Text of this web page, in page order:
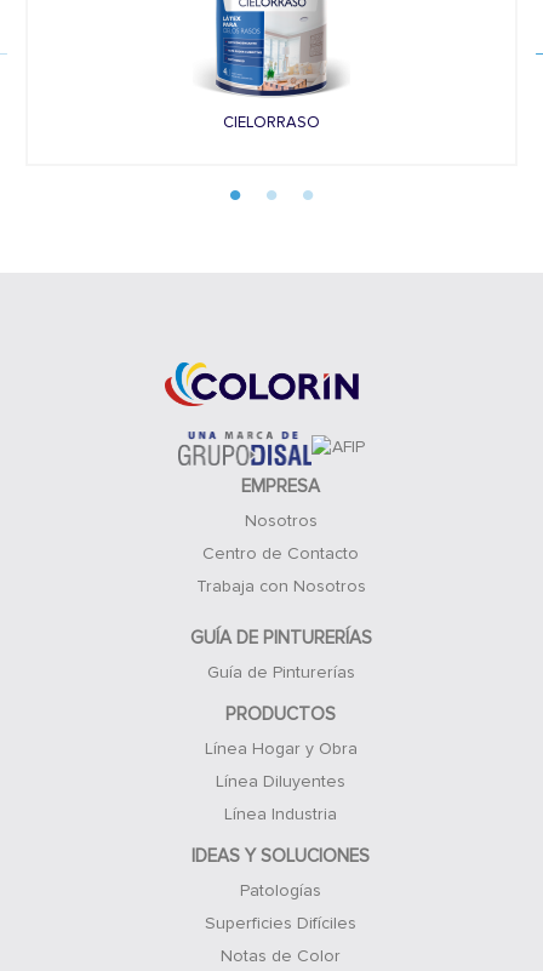
CIELORRASO
EMPRESA
Nosotros
Centro de Contacto
Trabaja con Nosotros
GUÍA DE PINTURERÍAS
Guía de Pinturerías
PRODUCTOS
Línea Hogar y Obra
Línea Diluyentes
Línea Industria
IDEAS Y SOLUCIONES
Patologías
Superficies Difíciles
Notas de Color